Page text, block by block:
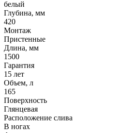
белый
Глубина, мм
420
Монтаж
Пристенные
Длина, мм
1500
Гарантия
15 лет
Объем, л
165
Поверхность
Глянцевая
Расположение слива
В ногах